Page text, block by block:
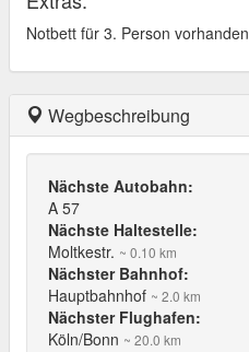
Notbett für 3. Person vorhanden
Wegbeschreibung
Nächste Autobahn:
A 57
Nächste Haltestelle:
Moltkestr. ~ 0.10 km
Nächster Bahnhof:
Hauptbahnhof ~ 2.0 km
Nächster Flughafen:
Köln/Bonn ~ 20.0 km